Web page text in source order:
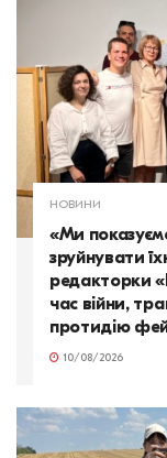
НОВИНИ
«Ми
зруйнувати
редакторки
час війни,
протидію
10/08/2026